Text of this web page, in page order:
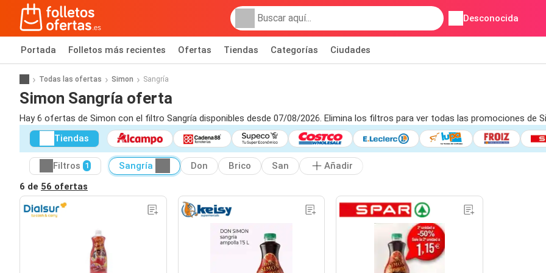
Desconocida
Portada Folletos más recientes Ofertas Tiendas Categorías Ciudades
Todas las ofertas Simon Sangría
Simon Sangría oferta
Hay 6 ofertas de Simon con el filtro Sangría disponibles desde 07/08/2026. Elimina los filtros para ver todas las promociones de
Tiendas
Filtros 1 Sangría Don Brico San
Añadir
6 de 56 ofertas